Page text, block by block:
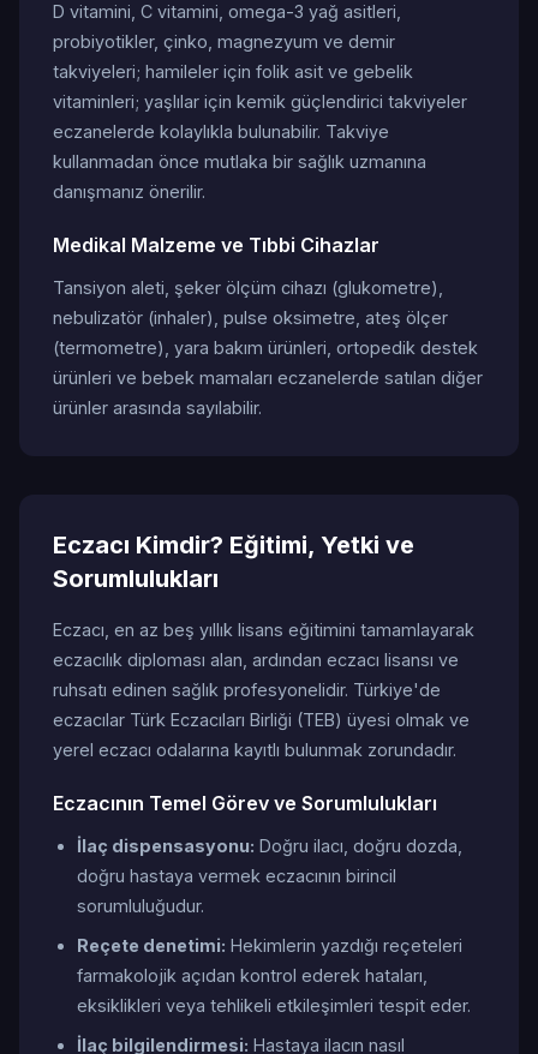
D vitamini, C vitamini, omega-3 yağ asitleri,
probiyotikler, çinko, magnezyum ve demir
takviyeleri; hamileler için folik asit ve gebelik
vitaminleri; yaşlılar için kemik güçlendirici takviyeler
eczanelerde kolaylıkla bulunabilir. Takviye
kullanmadan önce mutlaka bir sağlık uzmanına
danışmanız önerilir.
Medikal Malzeme ve Tıbbi Cihazlar
Tansiyon aleti, şeker ölçüm cihazı (glukometre),
nebulizatör (inhaler), pulse oksimetre, ateş ölçer
(termometre), yara bakım ürünleri, ortopedik destek
ürünleri ve bebek mamaları eczanelerde satılan diğer
ürünler arasında sayılabilir.
Eczacı Kimdir? Eğitimi, Yetki ve
Sorumlulukları
Eczacı, en az beş yıllık lisans eğitimini tamamlayarak
eczacılık diploması alan, ardından eczacı lisansı ve
ruhsatı edinen sağlık profesyonelidir. Türkiye'de
eczacılar Türk Eczacıları Birliği (TEB) üyesi olmak ve
yerel eczacı odalarına kayıtlı bulunmak zorundadır.
Eczacının Temel Görev ve Sorumlulukları
İlaç dispensasyonu: Doğru ilacı, doğru dozda,
doğru hastaya vermek eczacının birincil
sorumluluğudur.
Reçete denetimi: Hekimlerin yazdığı reçeteleri
farmakolojik açıdan kontrol ederek hataları,
eksiklikleri veya tehlikeli etkileşimleri tespit eder.
İlaç bilgilendirmesi: Hastaya ilacın nasıl